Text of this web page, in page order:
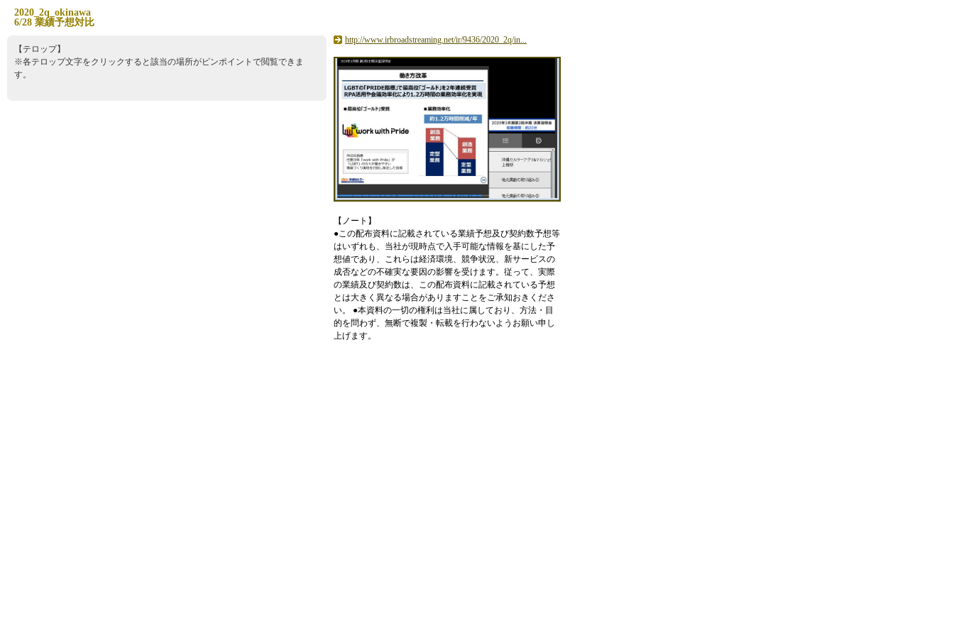
2020 2q okinawa
6/28 業績予想対比
【テロップ】
※各テロップ文字をクリックすると該当の場所がピンポイントで閲覧できま
す。
http://www.irbroadstreaming.net/ir/9436/2020_2q/in...
【ノート】
●この配布資料に記載されている業績予想及び契約数予想等
はいずれも 、 当社が現時点で入手可能な情報を基に した予
想値であ り 、 これらは経済環境、 競争状況、 新サー ビスの
成否な どの不確実な要因の影響を受け ま す。 従って、 実際
の業績及び契約数は、 この配布資料に記載されている予想
とは大き く 異なる場合があ り ま すこ と をご承知おき く ださ
い。 ●本資料の一切の権利は当社に属してお り 、 方法 ・ 目
的を問わず、 無断で複製 ・ 転載を行わないよ う お願い申 し
上げま す。